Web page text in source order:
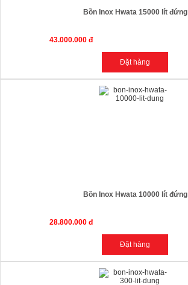
Bồn Inox Hwata 15000 lít đứng
43.000.000 đ
Bồn Inox Hwata 10000 lít đứng
28.800.000 đ